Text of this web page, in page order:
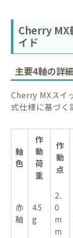
Cherry MX
イド
主要4軸の詳
Cherry MXスイ
式仕様に基づく
軸
色
作
動
荷
重
作
動
点
赤
軸
45
g
2.
0
m
m